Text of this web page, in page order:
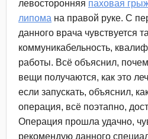
левосторонняя паховая
липома
на правой руке. С
данного врача чувствуется
коммуникабельность,
работы. Всё объяснил,
вещи получаются, как это
если запускать, объяснил,
операция, всё поэтапно,
Операция прошла удачно,
рекомендую данного